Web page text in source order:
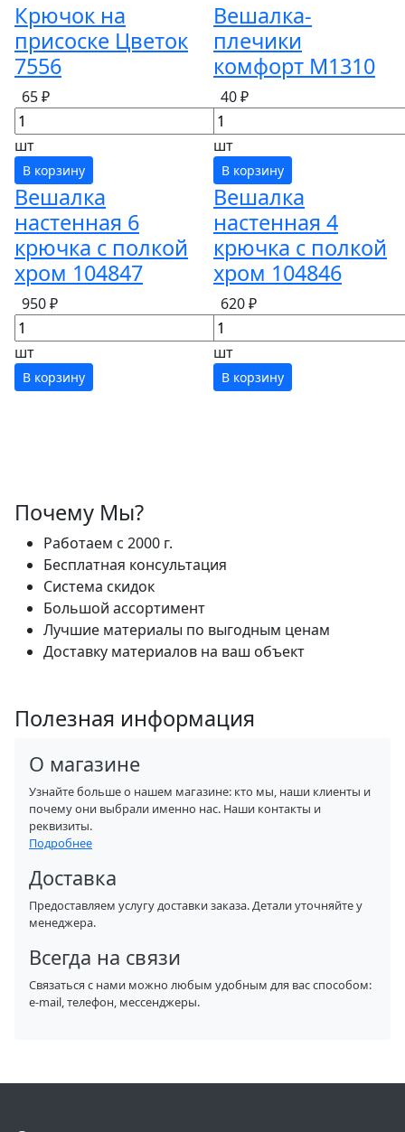
Крючок на
присоске Цветок
7556
65 ₽
шт
В корзину
Вешалка-
плечики
комфорт М1310
40 ₽
шт
В корзину
Вешалка
настенная 6
крючка с полкой
хром 104847
950 ₽
шт
В корзину
Вешалка
настенная 4
крючка с полкой
хром 104846
620 ₽
шт
В корзину
Почему Мы?
Работаем с 2000 г.
Бесплатная консультация
Система скидок
Большой ассортимент
Лучшие материалы по выгодным ценам
Доставку материалов на ваш объект
Полезная информация
О магазине
Узнайте больше о нашем магазине: кто мы, наши клиенты и
почему они выбрали именно нас. Наши контакты и
реквизиты.
Подробнее
Доставка
Предоставляем услугу доставки заказа. Детали уточняйте у
менеджера.
Всегда на связи
Связаться с нами можно любым удобным для вас способом:
e-mail, телефон, мессенджеры.